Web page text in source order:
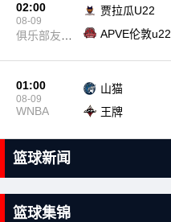
02:00
08-09
俱乐部友谊
贾拉瓜U22
APVE伦敦u22
01:00
08-09
WNBA
山猫
王牌
篮球新闻
篮球集锦